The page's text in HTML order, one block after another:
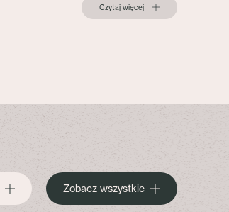
Czytaj więcej
Zobacz wszystkie